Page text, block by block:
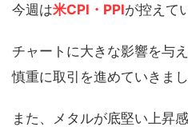
今週は米CPI・PPIが控えて
チャートに大きな影響を与
慎重に取引を進めていきまし
また、メタルが底堅い上昇